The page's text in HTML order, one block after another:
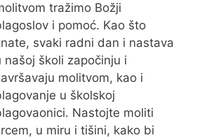
tražimo Božji
i pomoć. Kao što
svaki radni dan i nastava
našoj školi započinju i
molitvom, kao i
u školskoj
Nastojte moliti
u miru i tišini, kako bi